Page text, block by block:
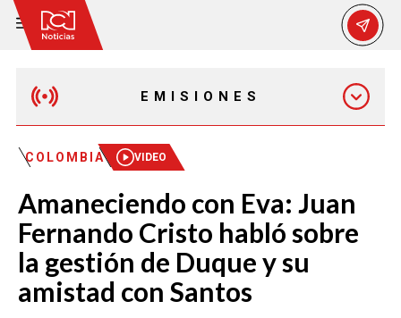
EMISIONES
MAÑANA EXPRESS
EMISIÓN 12:30 PM
EMISIÓN 7:00 PM
COLOMBIA VIDEO
Amaneciendo con Eva: Juan
Fernando Cristo habló sobre
la gestión de Duque y su
amistad con Santos